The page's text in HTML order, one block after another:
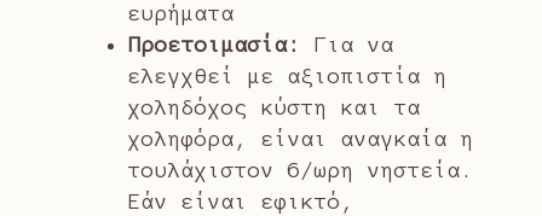
ευρήματα
Προετοιμασία:
Για να
ελεγχθεί με αξιοπιστία η
χοληδόχος κύστη και τα
χοληφόρα, είναι αναγκαία η
τουλάχιστον 6/ωρη νηστεία.
Εάν είναι εφικτό,